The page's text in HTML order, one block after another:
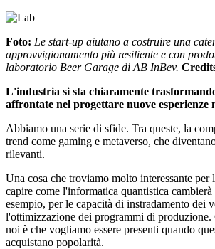
Foto: Le start-up aiutano a costruire una
approvvigionamento più resiliente e con
laboratorio Beer Garage di AB InBev.
L'industria si sta chiaramente
affrontate nel progettare nuove esperienze
Abbiamo una serie di sfide. Tra queste, la
trend come gaming e metaverso, che
rilevanti.
Una cosa che troviamo molto interessante per
capire come l'informatica quantistica
esempio, per le capacità di instradamento dei
l'ottimizzazione dei programmi di produzione.
noi è che vogliamo essere presenti quando
acquistano popolarità.